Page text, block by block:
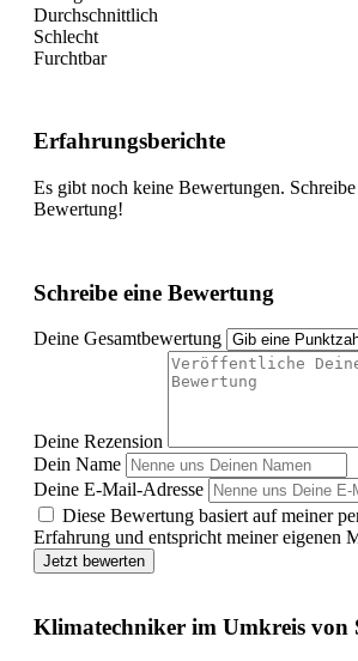
Durchschnittlich
Schlecht
Furchtbar
Erfahrungsberichte
Es gibt noch keine Bewertungen. Schreibe
Bewertung!
Schreibe eine Bewertung
Deine Gesamtbewertung
Deine Rezension
Dein Name
Deine E-Mail-Adresse
Diese Bewertung basiert auf meiner
Erfahrung und entspricht meiner eigenen
Jetzt bewerten
Klimatechniker im Umkreis von